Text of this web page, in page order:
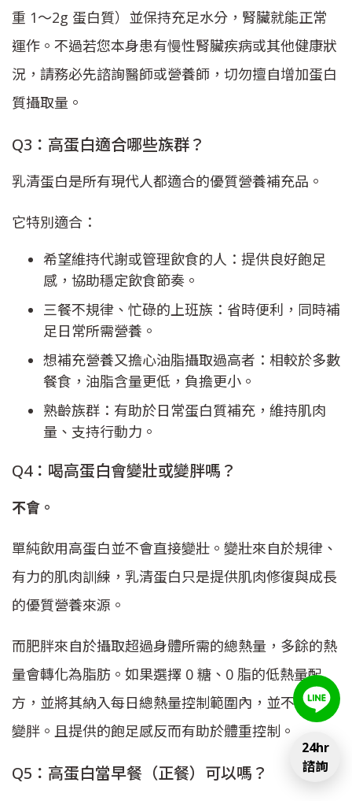
重 1～2g 蛋白質）並保持充足水分，腎臟就能正常
運作。不過若您本身患有慢性腎臟疾病或其他健康狀
況，請務必先諮詢醫師或營養師，切勿擅自增加蛋白
質攝取量。
Q3：高蛋白適合哪些族群？
乳清蛋白是所有現代人都適合的優質營養補充品。
它特別適合：
希望維持代謝或管理飲食的人：提供良好飽足
感，協助穩定飲食節奏。
三餐不規律、忙碌的上班族：省時便利，同時補
足日常所需營養。
想補充營養又擔心油脂攝取過高者：相較於多數
餐食，油脂含量更低，負擔更小。
熟齡族群：有助於日常蛋白質補充，維持肌肉
量、支持行動力。
Q4：喝高蛋白會變壯或變胖嗎？
不會。
單純飲用高蛋白並不會直接變壯。變壯來自於規律、
有力的肌肉訓練，乳清蛋白只是提供肌肉修復與成長
的優質營養來源。
而肥胖來自於攝取超過身體所需的總熱量，多餘的熱
量會轉化為脂肪。如果選擇 0 糖、0 脂的低熱量配
方，並將其納入每日總熱量控制範圍內，並不會導致
變胖。且提供的飽足感反而有助於體重控制。
Q5：高蛋白當早餐（正餐）可以嗎？
24hr
諮詢